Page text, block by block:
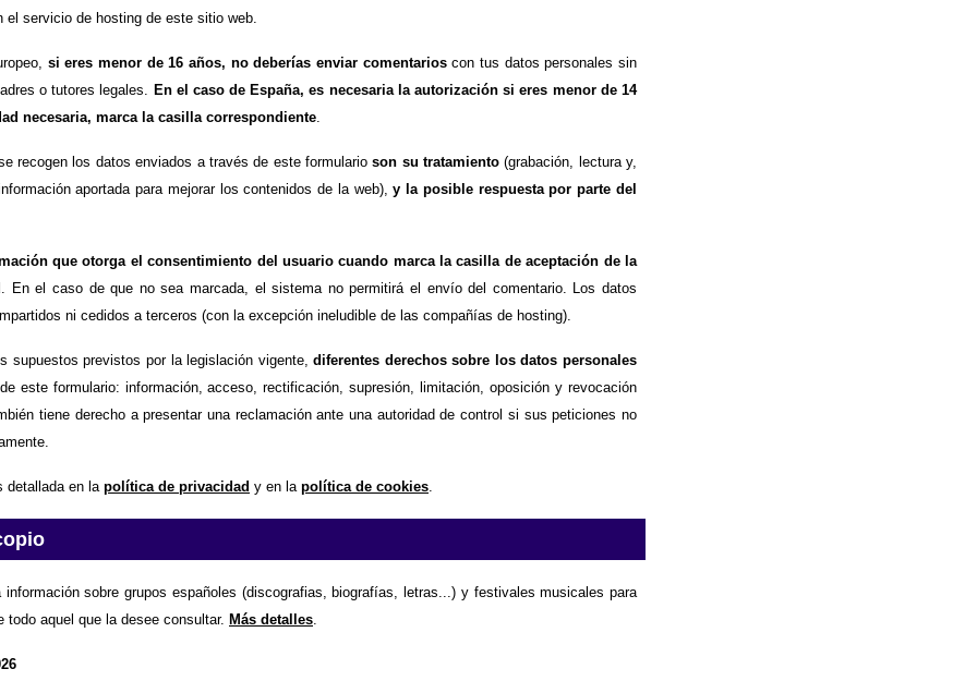
el servicio de hosting de este sitio web.
si eres menor de 16 años, no deberías enviar comentarioscon tus datos personales sin
o tutores legales.
En el caso de España, es necesaria la autorización si eres menor de 14
necesaria, marca la casilla correspondiente
recogen los datos enviados a través de este formularioson su tratamiento(grabación, lectura y,
aportada para mejorar los contenidos de la web),y la posible respuesta por parte del
que otorga el consentimiento del usuario cuando marca la casilla de aceptación de la
. En el caso de que no sea marcada, el sistema no permitirá el envío del comentario. Los datos
ni cedidos a terceros (con la excepción ineludible de las compañías de hosting).
supuestos previstos por la legislación vigente,diferentes derechos sobre los datos personales
este formulario: información, acceso, rectificación, supresión, limitación, oposición y revocación
tiene derecho a presentar una reclamación ante una autoridad de control si sus peticiones no
detallada en la política de privacidad y en la política de cookies
información sobre grupos españoles (discografias, biografías, letras...) y festivales musicales para
todo aquel que la desee consultar. Más detalles.